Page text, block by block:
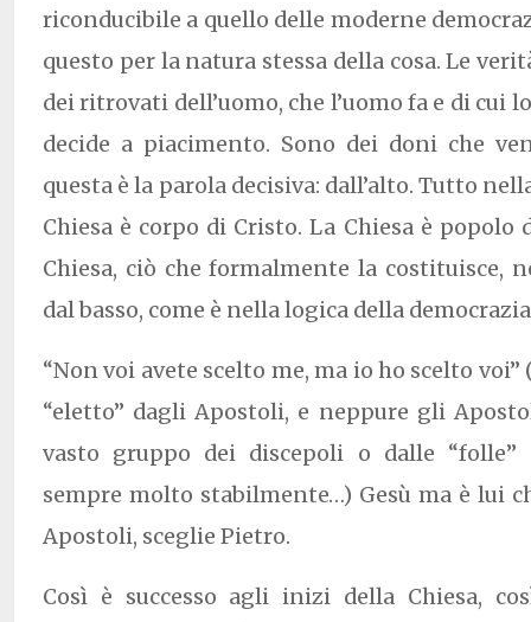
riconducibile a quello delle moderne
questo per la natura stessa della cosa. Le
dei ritrovati dell’uomo, che l’uomo fa e di cui
decide a piacimento. Sono dei doni che
questa è la parola decisiva: dall’alto. Tutto
Chiesa è corpo di Cristo. La Chiesa è popolo
Chiesa, ciò che formalmente la costituisce,
dal basso, come è nella logica della
“Non voi avete scelto me, ma io ho scelto voi”
“eletto” dagli Apostoli, e neppure gli
vasto gruppo dei discepoli o dalle “folle”
sempre molto stabilmente…) Gesù ma è lui
Apostoli, sceglie Pietro.
Così è successo agli inizi della Chiesa,